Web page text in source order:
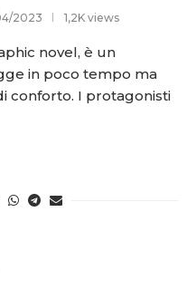
2023 1,2K views
novel, è un
in poco tempo ma
conforto. I protagonisti